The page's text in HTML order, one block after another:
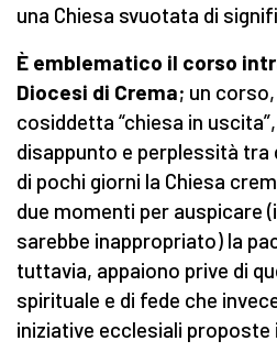
una Chiesa svuotata di
È emblematico il corso
Diocesi di Crema; un
cosiddetta “chiesa in
disappunto e perplessità tra
di pochi giorni la Chiesa
due momenti per auspicare
sarebbe inappropriato) la
tuttavia, appaiono prive di
spirituale e di fede che
iniziative ecclesiali